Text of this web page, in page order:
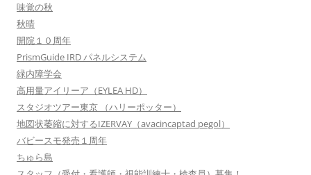
味覚の秋
秋晴
開院１０周年
PrismGuide IRD パネルシステム
緑内障学会
高用量アイリーア（EYLEA HD）
スタジオツアー東京 （ハリーポッター）
地図状萎縮に対するIZERVAY（avacincaptad pegol）
バビースモ発売１周年
ちゅら島